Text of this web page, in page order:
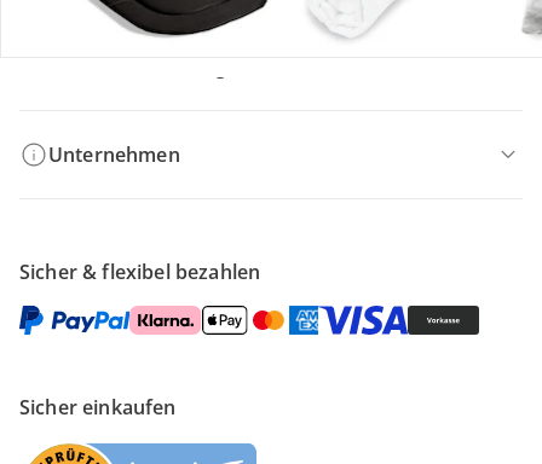
Unternehmen
Sicher & flexibel bezahlen
Sicher einkaufen